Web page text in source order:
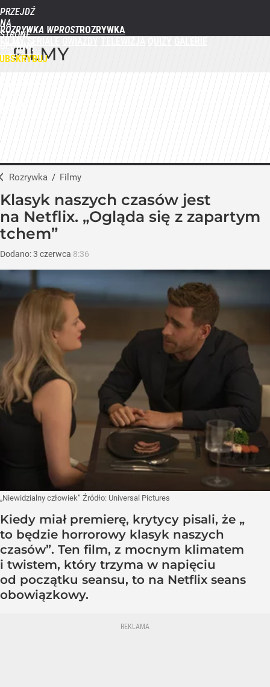
PRZEJDŹ
NA
STRONĘ
GŁÓWNĄ
WPROST.PL
ROZRYWKA WPROST
FILMY
Rozrywka / Filmy
Klasyk naszych czasów jest
na Netflix. „Ogląda się z zapartym
tchem”
Dodano:3 czerwca 8:36
„Niewidzialny człowiek” Źródło: Universal Pictures
Kiedy miał premierę, krytycy pisali, że „
to będzie horrorowy klasyk naszych
czasów”. Ten film, z mocnym klimatem
i twistem, który trzyma w napięciu
od początku seansu, to na Netflix seans
obowiązkowy.